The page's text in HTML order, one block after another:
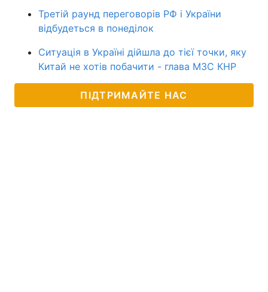
Третій раунд переговорів РФ і України
відбудеться в понеділок
Ситуація в Україні дійшла до тієї точки, яку
Китай не хотів побачити - глава МЗС КНР
ПІДТРИМАЙТЕ НАС